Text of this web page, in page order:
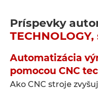
Príspevky
TECHNOLOGY,
Automatizácia
pomocou CNC
Ako CNC stroje